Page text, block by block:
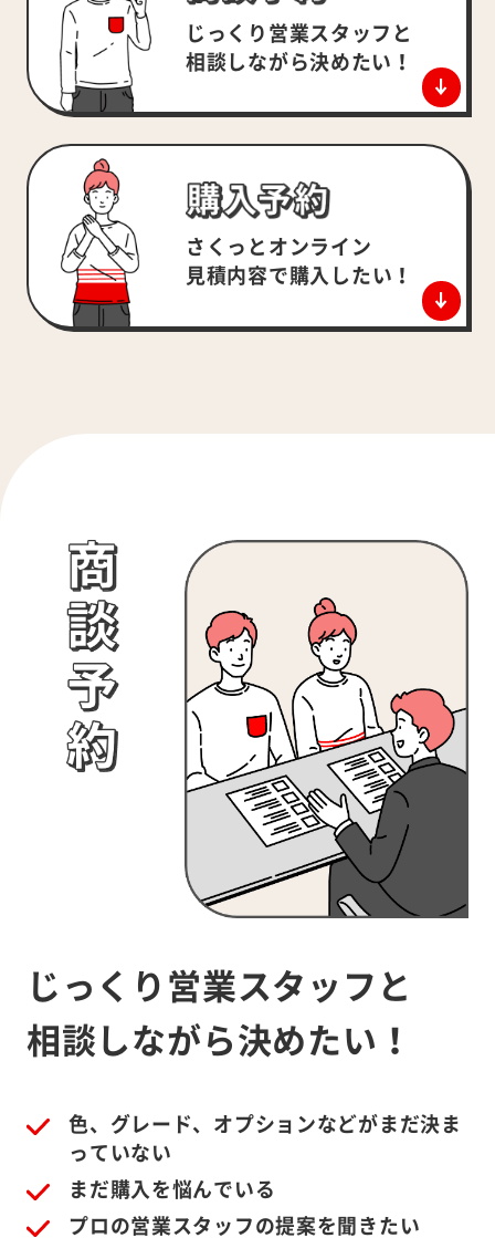
じっくり営業スタッフと
相談しながら決めたい！
さくっとオンライン
見積内容で購入したい！
じっくり営業スタッフと
相談しながら決めたい！
色、グレード、オプションなどがまだ決ま
っていない
まだ購入を悩んでいる
プロの営業スタッフの提案を聞きたい